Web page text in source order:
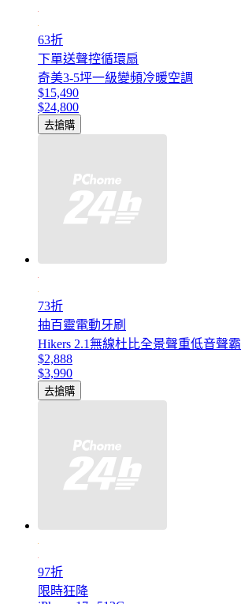
63折
下單送聲控循環扇
奇美3-5坪一級變頻冷暖空調
$15,490
$24,800
去搶購
73折
抽百靈電動牙刷
Hikers 2.1無線杜比全景聲重低音聲霸
$2,888
$3,990
去搶購
97折
限時狂降